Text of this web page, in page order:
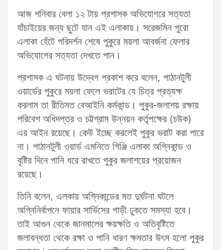
আজ শনিবার বেলা ১২ টায় প্রশাসক অভিযোগরে সত্যতা
যাঁচাইয়ের জন্য ছুটে যান এই এলাকায়। সরেজমিন পুরো
এলাকা হেঁটে পরিদর্শন শেষে পুকুরে ময়লা আবর্জনা ফেলার
অভিযোগের সত্যতা দেখতে পান।
প্রশাসক এ ঘটনায় উদ্বেগ প্রকাশ করে বলেন, পাঠানটুলী
ওয়ার্ডের পুকুরে ময়লা ফেলে ভরাটের যে চিত্র প্রত্যক্ষ
করলাম তা রীতিমত বেআইনি কর্মকান্ড। পুকুর-জলাশয় রক্ষায়
পরিবেশ অধিদপ্তর ও চট্টগ্রাম উন্নয়ন কর্তৃপক্ষের (চউক)
এর আইন রয়েছে। কেউ ইচ্ছে করলেই পুকুর ভরাট করা পারে
না। পাঠানটুলী ওয়ার্ড এমনিতে গিঞ্জি এলাকা অগ্নিকান্ড ও
বৃষ্টির দিনে পানি ধরে রাখতে পুকুর জলাশয়ের প্রয়োজন
রয়েছে।
তিনি বলেন, এলকায় অগ্নিকান্ডের মত দুর্ঘটনা ঘটলে
অগ্নিনির্বাপনে ফায়ার সার্ভিসের গাড়ী ঢুকতে সমস্যা হবে।
তাই আগুন থেকে জানমালের ক্ষয়ক্ষতি ও অতিবৃষ্টিতে
জলাবন্ধতা থেকে রক্ষা ও পানি ধারণ ক্ষমতার উৎস হলো পুকুর